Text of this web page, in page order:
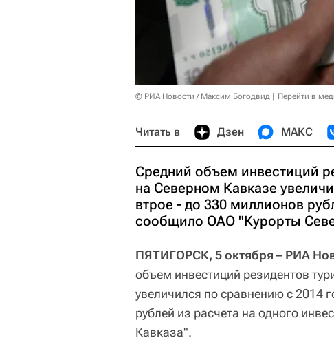
© РИА Новости / Максим Богодвид Перейти в
Читать в Дзен МАКС
Средний объем инвестиций
на Северном Кавказе
втрое - до 330 миллионов
сообщило ОАО "Курорты
ПЯТИГОРСК, 5 октября – РИА
объем инвестиций резидентов
увеличился по сравнению с 2014
рублей из расчета на одного
Кавказа".